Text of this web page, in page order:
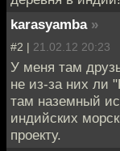
karasyamba »
#2 | 21.02.12 20:23
У меня там
не из-за них ли
там наземный
индийских
проекту.